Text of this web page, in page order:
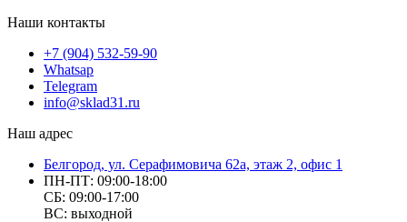
Наши контакты
+7 (904) 532-59-90
Whatsap
Telegram
info@sklad31.ru
Наш адрес
Белгород, ул. Серафимовича 62а, этаж 2, офис 1
ПН-ПТ: 09:00-18:00
СБ: 09:00-17:00
ВС: выходной